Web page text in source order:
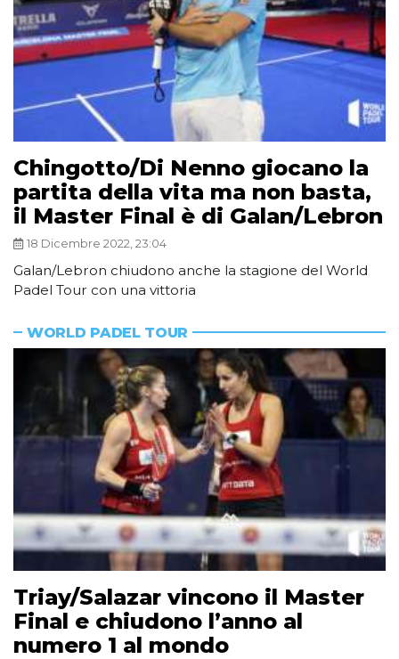
Chingotto/Di Nenno giocano la
partita della vita ma non basta,
il Master Final è di Galan/Lebron
18 Dicembre 2022, 23:04
Galan/Lebron chiudono anche la stagione del World
Padel Tour con una vittoria
WORLD PADEL TOUR
Triay/Salazar vincono il Master
Final e chiudono l’anno al
numero 1 al mondo